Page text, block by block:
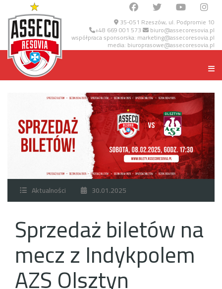
35-051 Rzeszów, ul. Podpromie 10
+48 669 001 573 biuro@assecoresovia.pl
współpraca sponsorska: marketing@assecoresovia.pl
media: biuroprasowe@assecoresovia.pl
Aktualności 30.01.2025
Sprzedaż biletów na
mecz z Indykpolem
AZS Olsztyn